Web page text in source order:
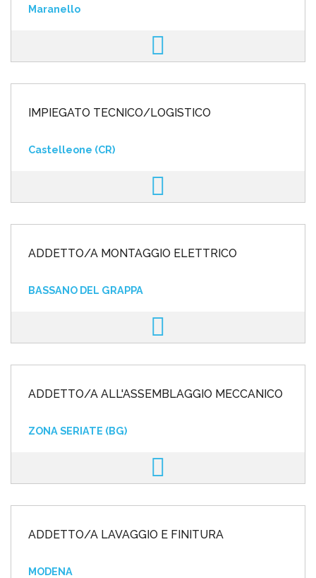
Maranello
IMPIEGATO TECNICO/LOGISTICO
Castelleone (CR)
ADDETTO/A MONTAGGIO ELETTRICO
BASSANO DEL GRAPPA
ADDETTO/A ALL'ASSEMBLAGGIO MECCANICO
ZONA SERIATE (BG)
ADDETTO/A LAVAGGIO E FINITURA
MODENA